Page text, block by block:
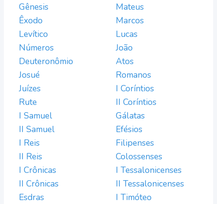
Gênesis
Êxodo
Levítico
Números
Deuteronômio
Josué
Juízes
Rute
I Samuel
II Samuel
I Reis
II Reis
I Crônicas
II Crônicas
Esdras
Mateus
Marcos
Lucas
João
Atos
Romanos
I Coríntios
II Coríntios
Gálatas
Efésios
Filipenses
Colossenses
I Tessalonicenses
II Tessalonicenses
I Timóteo